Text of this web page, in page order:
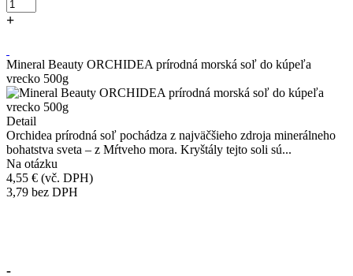
+
Mineral Beauty ORCHIDEA prírodná morská soľ do kúpeľa
vrecko 500g
Detail
Orchidea prírodná soľ pochádza z najväčšieho zdroja minerálneho
bohatstva sveta – z Mŕtveho mora. Kryštály tejto soli sú...
Na otázku
4,55 € (vč. DPH)
3,79 bez DPH
-